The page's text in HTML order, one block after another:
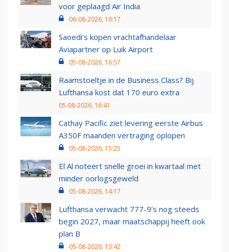
voor geplaagd Air India
06-08-2026, 10:17
Saoedi’s kopen vrachtafhandelaar
Aviapartner op Luik Airport
05-08-2026, 16:57
Raamstoeltje in de Business Class? Bij
Lufthansa kost dat 170 euro extra
05-08-2026, 16:41
Cathay Pacific ziet levering eerste Airbus
A350F maanden vertraging oplopen
05-08-2026, 15:25
El Al noteert snelle groei in kwartaal met
minder oorlogsgeweld
05-08-2026, 14:17
Lufthansa verwacht 777-9’s nog steeds
begin 2027, maar maatschappij heeft ook
plan B
05-08-2026, 13:42